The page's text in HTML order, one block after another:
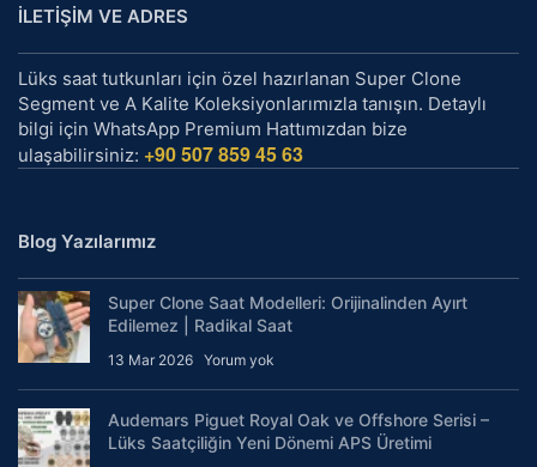
İLETİŞİM VE ADRES
Lüks saat tutkunları için özel hazırlanan Super Clone
Segment ve A Kalite Koleksiyonlarımızla tanışın. Detaylı
bilgi için WhatsApp Premium Hattımızdan bize
ulaşabilirsiniz: +90 507 859 45 63
Blog Yazılarımız
Super Clone Saat Modelleri: Orijinalinden Ayırt
Edilemez | Radikal Saat
13 Mar 2026 Yorum yok
Audemars Piguet Royal Oak ve Offshore Serisi –
Lüks Saatçiliğin Yeni Dönemi APS Üretimi